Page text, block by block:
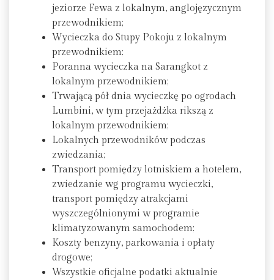
jeziorze Fewa z lokalnym, anglojęzycznym
przewodnikiem;
Wycieczka do Stupy Pokoju z lokalnym
przewodnikiem;
Poranna wycieczka na Sarangkot z
lokalnym przewodnikiem;
Trwającą pół dnia wycieczkę po ogrodach
Lumbini, w tym przejażdżka rikszą z
lokalnym przewodnikiem;
Lokalnych przewodników podczas
zwiedzania;
Transport pomiędzy lotniskiem a hotelem,
zwiedzanie wg programu wycieczki,
transport pomiędzy atrakcjami
wyszczególnionymi w programie
klimatyzowanym samochodem;
Koszty benzyny, parkowania i opłaty
drogowe;
Wszystkie oficjalne podatki aktualnie